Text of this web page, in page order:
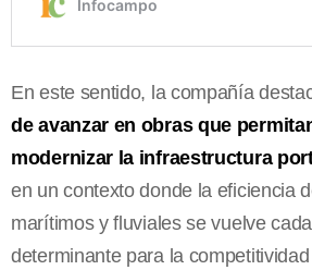
En este sentido, la compañía
de avanzar en obras que
modernizar la infraestructura
en un contexto donde la eficiencia
marítimos y fluviales se vuelve
determinante para la